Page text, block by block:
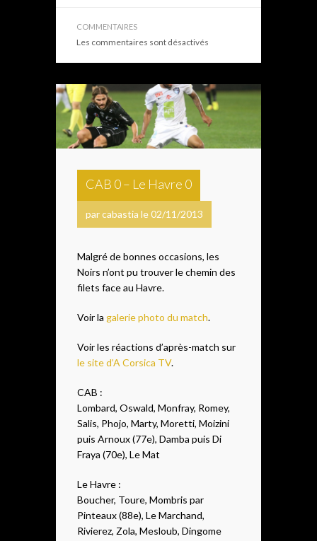
COMMENTAIRES
Les commentaires sont désactivés
CAB 0 – Le Havre 0
par cabastia le 02/11/2013
Malgré de bonnes occasions, les
Noirs n’ont pu trouver le chemin des
filets face au Havre.
Voir la galerie photo du match.
Voir les réactions d’après-match sur
le site d’A Corsica TV.
CAB :
Lombard, Oswald, Monfray, Romey,
Salis, Phojo, Marty, Moretti, Moizini
puis Arnoux (77e), Damba puis Di
Fraya (70e), Le Mat
Le Havre :
Boucher, Toure, Mombris par
Pinteaux (88e), Le Marchand,
Rivierez, Zola, Mesloub, Dingome